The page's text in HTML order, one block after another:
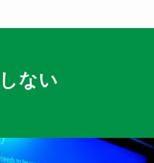
ない